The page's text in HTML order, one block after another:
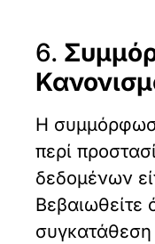
6.
Η
περί
δεδομένων
Βεβαιωθείτε